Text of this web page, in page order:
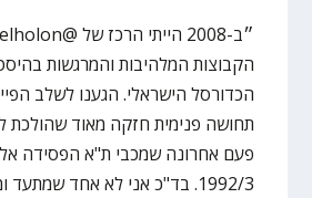
הקבוצות המלהיבות והמרגשות
הכדורסל הישראלי. הגענו לשלב
תחושה פנימית חזקה מאוד שהולכת
פעם אחרונה שמכבי ת"א הפסידה
1992/3. בד"כ אני לא אחד